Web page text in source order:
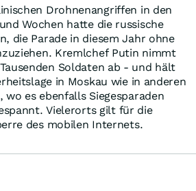
Drohnenangriffen in den
Wochen hatte die russische
die Parade in diesem Jahr ohne
Kremlchef Putin nimmt
Soldaten ab - und hält
in Moskau wie in anderen
wo es ebenfalls Siegesparaden
Vielerorts gilt für die
des mobilen Internets.